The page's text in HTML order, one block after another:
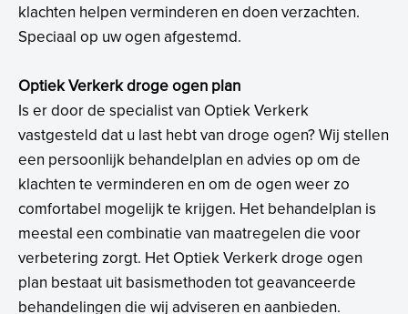
klachten helpen verminderen en doen verzachten.
Speciaal op uw ogen afgestemd.
Optiek Verkerk droge ogen plan
Is er door de specialist van Optiek Verkerk
vastgesteld dat u last hebt van droge ogen? Wij stellen
een persoonlijk behandelplan en advies op om de
klachten te verminderen en om de ogen weer zo
comfortabel mogelijk te krijgen. Het behandelplan is
meestal een combinatie van maatregelen die voor
verbetering zorgt. Het Optiek Verkerk droge ogen
plan bestaat uit basismethoden tot geavanceerde
behandelingen die wij adviseren en aanbieden.